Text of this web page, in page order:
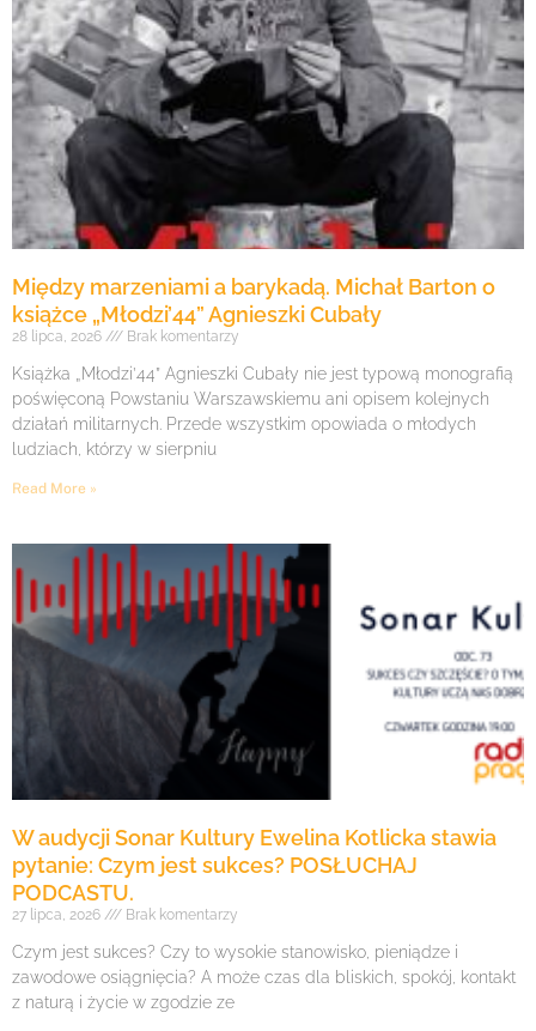
Między marzeniami a barykadą. Michał Barton o
książce „Młodzi’44” Agnieszki Cubały
28 lipca, 2026 Brak komentarzy
Książka „Młodzi’44” Agnieszki Cubały nie jest typową monografią
poświęconą Powstaniu Warszawskiemu ani opisem kolejnych
działań militarnych. Przede wszystkim opowiada o młodych
ludziach, którzy w sierpniu
Read More »
W audycji Sonar Kultury Ewelina Kotlicka stawia
pytanie: Czym jest sukces? POSŁUCHAJ
PODCASTU.
27 lipca, 2026 Brak komentarzy
Czym jest sukces? Czy to wysokie stanowisko, pieniądze i
zawodowe osiągnięcia? A może czas dla bliskich, spokój, kontakt
z naturą i życie w zgodzie ze